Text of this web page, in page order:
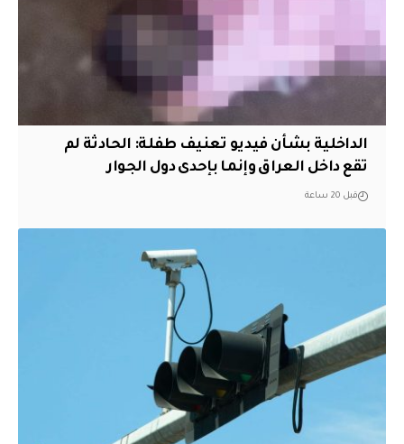
الداخلية بشأن فيديو تعنيف طفلة: الحادثة لم
تقع داخل العراق وإنما بإحدى دول الجوار
قبل 20 ساعة